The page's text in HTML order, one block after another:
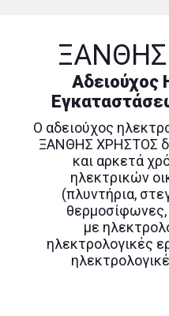
Αδειούχος
Ο αδειούχος
ΞΑΝΘΗΣ ΧΡΗΣΤΟΣ
και αρκετά
ηλεκτρικών
(πλυντήρια,
με
ηλεκτρολογικές